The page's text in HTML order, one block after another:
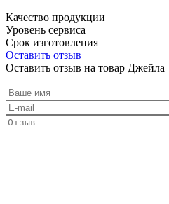
Качество продукции
Уровень сервиса
Срок изготовления
Оставить отзыв
Оставить отзыв на товар Джейла